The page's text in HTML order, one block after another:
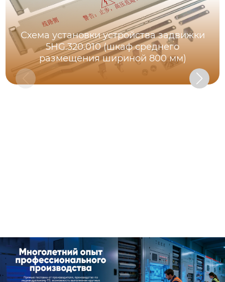
Схема установки устройства задвижки
5HG.320.010 (шкаф среднего
размещения шириной 800 мм)